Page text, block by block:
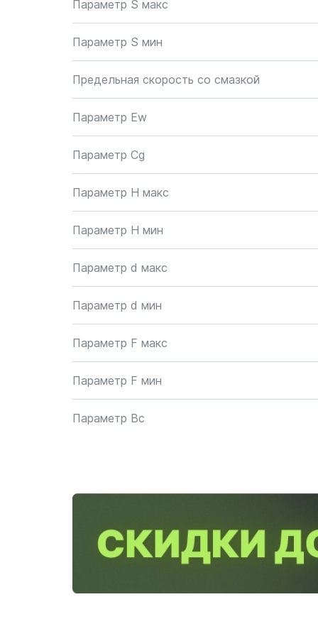
Параметр S макс
Параметр S мин
Предельная скорость со смазкой
Параметр Ew
Параметр Cg
Параметр H макс
Параметр H мин
Параметр d макс
Параметр d мин
Параметр F макс
Параметр F мин
Параметр Bc